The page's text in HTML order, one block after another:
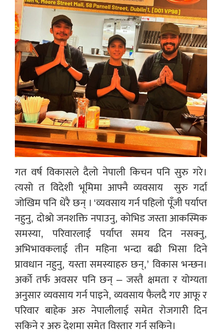
गत वर्ष विकासले दैलो नेपाली किचन पनि सुरु गरे।
त्यसो त विदेशी भूमिमा आफ्नै व्यवसाय
सुरु गर्दा
जोखिम पनि धेरै छन् । ‘व्यवसाय गर्न पहिलो पूँजी पर्याप्त
नहुनु, दोश्रो जनशक्ति नपाउनु, कोभिड जस्ता आकस्मिक
समस्या, परिवारलाई पर्याप्त समय दिन नसक्नु,
अभिभावकलाई तीन महिना भन्दा बढी भिसा दिने
प्रावधान नहुनु, यस्ता समस्याहरु छन्,’ विकास भन्छन।
अर्को तर्फ अवसर पनि छन् – जस्तै क्षमता र योग्यता
अनुसार व्यवसाय गर्न पाइने, व्यवसाय फैलदै गए आफू र
परिवार बाहेक अरु नेपालीलाई समेत रोजगारी दिन
सकिने र अरु देशमा समेत विस्तार गर्न सकिने।